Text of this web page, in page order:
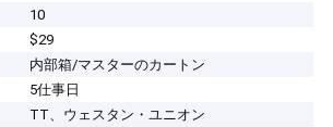
10
$29
内部箱/マスターのカートン
5仕事日
TT、ウェスタン・ユニオン